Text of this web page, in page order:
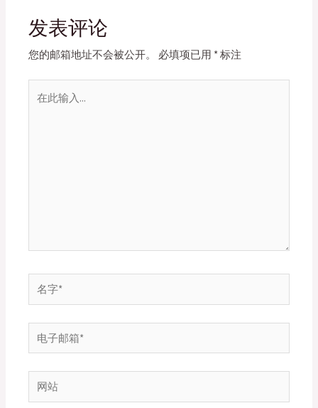
发表评论
您的邮箱地址不会被公开。 必填项已用 *标注
字
*
子
邮
箱
网
站